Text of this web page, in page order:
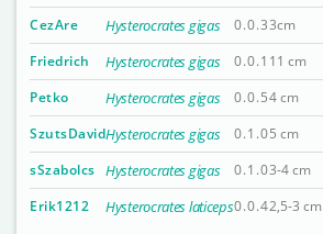
CezAre Hysterocrates gigas 0.0.33cm
Friedrich Hysterocrates gigas 0.0.1 11 cm
Petko Hysterocrates gigas 0.0.54 cm
SzutsDavidHysterocrates gigas 0.1.05 cm
sSzabolcs Hysterocrates gigas 0.1.03-4 cm
Erik1212 Hysterocrates laticeps0.0.42,5-3 cm